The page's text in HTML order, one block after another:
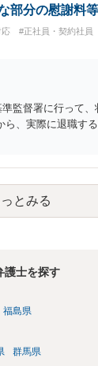
微ながら回復は
。）。
分の慰謝料
応 #正社員・契約社員
監督署に行って
、実際に退職す
っとみる
護士を探す
福島県
群馬県